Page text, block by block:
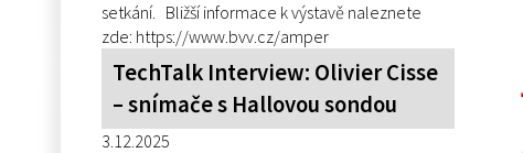
setkání. Bližší informace k výstavě naleznete
zde: https://www.bvv.cz/amper
TechTalk Interview: Olivier Cisse
– snímače s Hallovou sondou
3.12.2025